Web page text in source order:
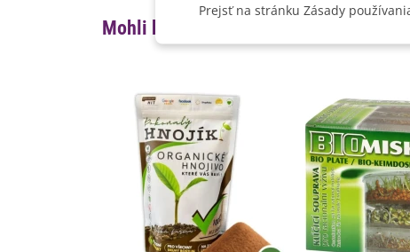
Mohli byste ešte potrebovať
Prejsť na stránku Zásady